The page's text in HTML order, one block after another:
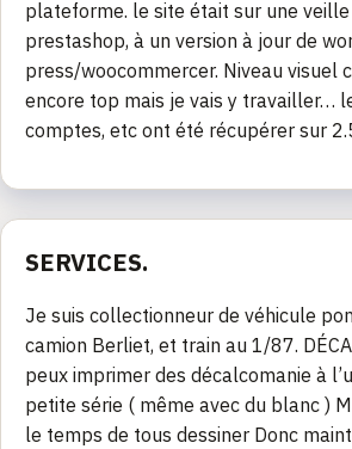
plateforme. le site était sur une veille
prestashop, à un version à jour de
press/woocommercer. Niveau visuel
encore top mais je vais y travailler…
comptes, etc ont été récupérer sur
SERVICES.
Je suis collectionneur de véhicule
camion Berliet, et train au 1/87.
peux imprimer des décalcomanie à
petite série ( même avec du blanc )
le temps de tous dessiner Donc